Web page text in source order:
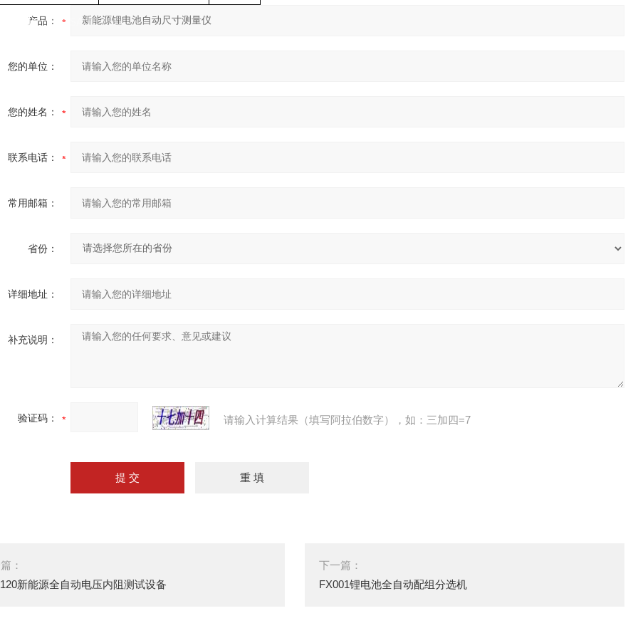
询价 / MESSAGE INQUIRY
产品：
您的单位：
您的姓名：
联系电话：
常用邮箱：
省份：
详细地址：
补充说明：
验证码： 请输入计算结果（填写阿拉伯数字），如：三加四=7
：
新能源全自动电压内阻测试设备
下一篇：
FX001锂电池全自动配组分选机